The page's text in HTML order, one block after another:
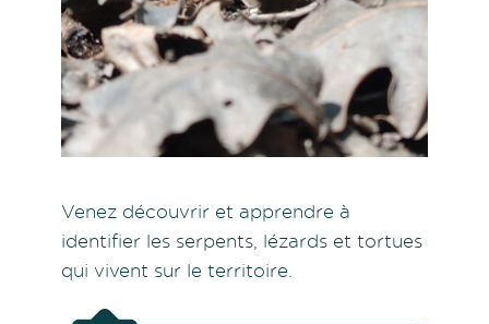
Venez découvrir et apprendre à
identifier les serpents, lézards et tortues
qui vivent sur le territoire.